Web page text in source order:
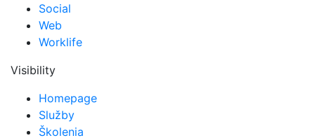
Social
Web
Worklife
Visibility
Homepage
Služby
Školenia